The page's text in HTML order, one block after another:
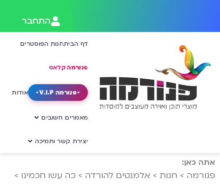
התחבר
דף הביתחנות הפוסטרים
פנורמה קלאס
פנורמה V.I.P אודות
מאמרים חשובים
יצירת קשר ותמיכה
אתה כאן:
פנורמה > חנות > אלמנטים להורדה > כה עשו חכמינו >